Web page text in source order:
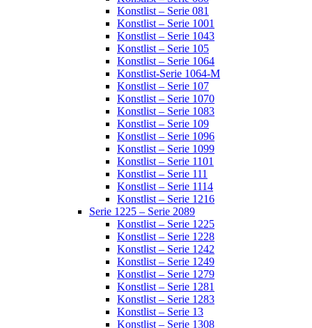
Konstlist – Serie 081
Konstlist – Serie 1001
Konstlist – Serie 1043
Konstlist – Serie 105
Konstlist – Serie 1064
Konstlist-Serie 1064-M
Konstlist – Serie 107
Konstlist – Serie 1070
Konstlist – Serie 1083
Konstlist – Serie 109
Konstlist – Serie 1096
Konstlist – Serie 1099
Konstlist – Serie 1101
Konstlist – Serie 111
Konstlist – Serie 1114
Konstlist – Serie 1216
Serie 1225 – Serie 2089
Konstlist – Serie 1225
Konstlist – Serie 1228
Konstlist – Serie 1242
Konstlist – Serie 1249
Konstlist – Serie 1279
Konstlist – Serie 1281
Konstlist – Serie 1283
Konstlist – Serie 13
Konstlist – Serie 1308